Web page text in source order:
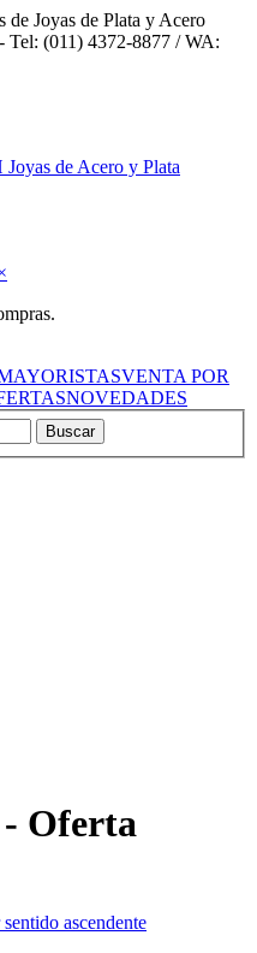
de Joyas de Plata y Acero
(011) 4372-8877 / WA:
VENTA POR
NOVEDADES
Buscar
Oferta
ascendente